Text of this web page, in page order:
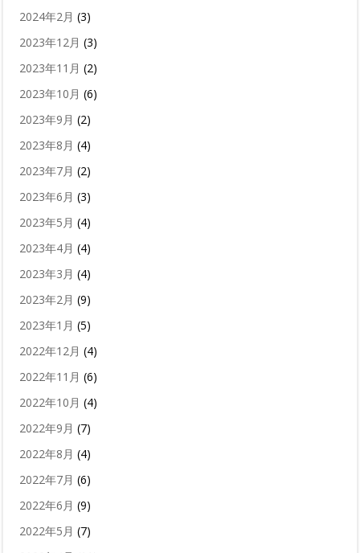
2024年2月 (3)
2023年12月 (3)
2023年11月 (2)
2023年10月 (6)
2023年9月 (2)
2023年8月 (4)
2023年7月 (2)
2023年6月 (3)
2023年5月 (4)
2023年4月 (4)
2023年3月 (4)
2023年2月 (9)
2023年1月 (5)
2022年12月 (4)
2022年11月 (6)
2022年10月 (4)
2022年9月 (7)
2022年8月 (4)
2022年7月 (6)
2022年6月 (9)
2022年5月 (7)